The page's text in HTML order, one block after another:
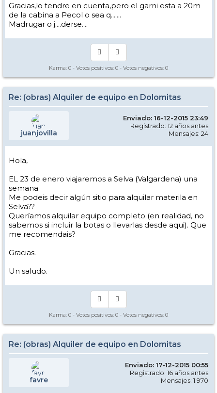
Gracias,lo tendre en cuenta,pero el garni esta a 20m
de la cabina a Pecol o sea q.......
Madrugar o j....derse....
Karma: 0 - Votos positivos: 0 - Votos negativos: 0
Re: (obras) Alquiler de equipo en Dolomitas
juanjovilla
Enviado: 16-12-2015 23:49
Registrado: 12 años antes
Mensajes: 24
Hola,
EL 23 de enero viajaremos a Selva (Valgardena) una
semana.
Me podeis decir algún sitio para alquilar materila en
Selva??
Queríamos alquilar equipo completo (en realidad, no
sabemos si incluir la botas o llevarlas desde aqui). Que
me recomendais?
Gracias.
Un saludo.
Karma: 0 - Votos positivos: 0 - Votos negativos: 0
Re: (obras) Alquiler de equipo en Dolomitas
favre
Enviado: 17-12-2015 00:55
Registrado: 16 años antes
Mensajes: 1.970